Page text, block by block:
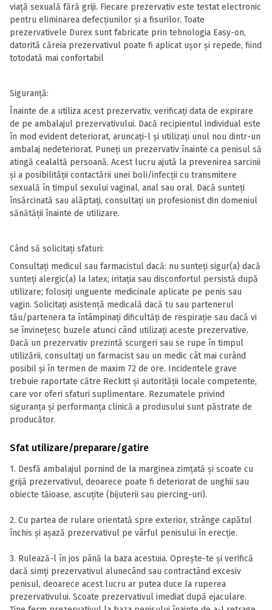
viață sexuală fără griji. Fiecare prezervativ este testat electronic
pentru eliminarea defecțiunilor și a fisurilor. Toate
prezervativele Durex sunt fabricate prin tehnologia Easy-on,
datorită căreia prezervativul poate fi aplicat ușor și repede, fiind
totodată mai confortabil
Siguranță:
Înainte de a utiliza acest prezervativ, verificați data de expirare
de pe ambalajul prezervativului. Dacă recipientul individual este
în mod evident deteriorat, aruncați-l și utilizați unul nou dintr-un
ambalaj nedeteriorat. Puneți un prezervativ înainte ca penisul să
atingă cealaltă persoană. Acest lucru ajută la prevenirea sarcinii
și a posibilității contactării unei boli/infecții cu transmitere
sexuală în timpul sexului vaginal, anal sau oral. Dacă sunteți
însărcinată sau alăptați, consultați un profesionist din domeniul
sănătății înainte de utilizare.
Când să solicitați sfaturi:
Consultați medicul sau farmacistul dacă: nu sunteți sigur(a) dacă
sunteți alergic(a) la latex; iritația sau disconfortul persistă după
utilizare; folosiți unguente medicinale aplicate pe penis sau
vagin. Solicitați asistență medicală dacă tu sau partenerul
tău/partenera ta întâmpinați dificultăți de respirație sau dacă vi
se învinețesc buzele atunci când utilizați aceste prezervative.
Dacă un prezervativ prezintă scurgeri sau se rupe în timpul
utilizării, consultați un farmacist sau un medic cât mai curând
posibil și în termen de maxim 72 de ore. Incidentele grave
trebuie raportate către Reckitt și autorității locale competente,
care vor oferi sfaturi suplimentare. Rezumatele privind
siguranța și performanța clinică a produsului sunt păstrate de
producător.
Sfat utilizare/preparare/gatire
1. Desfă ambalajul pornind de la marginea zimțată și scoate cu
grijă prezervativul, deoarece poate fi deteriorat de unghii sau
obiecte tăioase, ascuțite (bijuterii sau piercing-uri).
2. Cu partea de rulare orientată spre exterior, strânge capătul
închis și așază prezervativul pe vârful penisului în erecție.
3. Rulează-l în jos până la baza acestuia. Oprește-te și verifică
dacă simți prezervativul alunecând sau contractând excesiv
penisul, deoarece acest lucru ar putea duce la ruperea
prezervativului. Scoate prezervativul imediat după ejaculare.